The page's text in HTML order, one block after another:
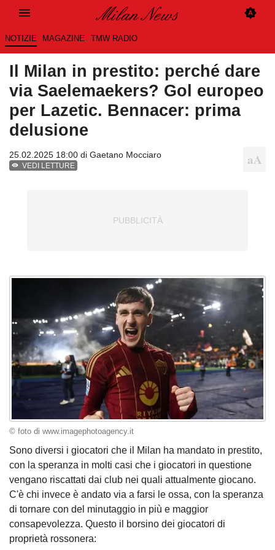
NOTIZIE MAGAZINE TMW RADIO
Il Milan in prestito: perché dare
via Saelemaekers? Gol europeo
per Lazetic. Bennacer: prima
delusione
25.02.2025 18:00 di Gaetano Mocciaro
VEDI LETTURE
© foto di www.imagephotoagency.it
Sono diversi i giocatori che il Milan ha mandato in prestito,
con la speranza in molti casi che i giocatori in questione
vengano riscattati dai club nei quali attualmente giocano.
C'è chi invece è andato via a farsi le ossa, con la speranza
di tornare con del minutaggio in più e maggior
consapevolezza. Questo il borsino dei giocatori di
proprietà rossonera: